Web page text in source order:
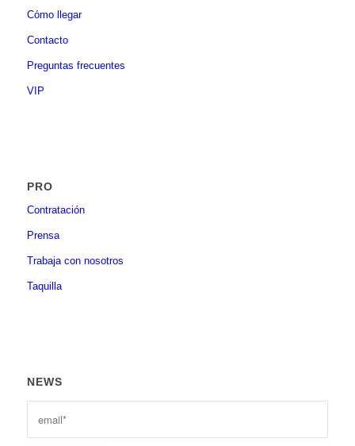
Cómo llegar
Contacto
Preguntas frecuentes
VIP
PRO
Contratación
Prensa
Trabaja con nosotros
Taquilla
NEWS